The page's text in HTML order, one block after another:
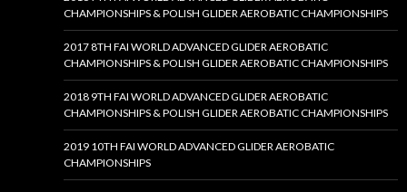
CHAMPIONSHIPS & POLISH GLIDER AEROBATIC CHAMPIONSHIPS
2017 8TH FAI WORLD ADVANCED GLIDER AEROBATIC
CHAMPIONSHIPS & POLISH GLIDER AEROBATIC CHAMPIONSHIPS
2018 9TH FAI WORLD ADVANCED GLIDER AEROBATIC
CHAMPIONSHIPS & POLISH GLIDER AEROBATIC CHAMPIONSHIPS
2019 10TH FAI WORLD ADVANCED GLIDER AEROBATIC
CHAMPIONSHIPS